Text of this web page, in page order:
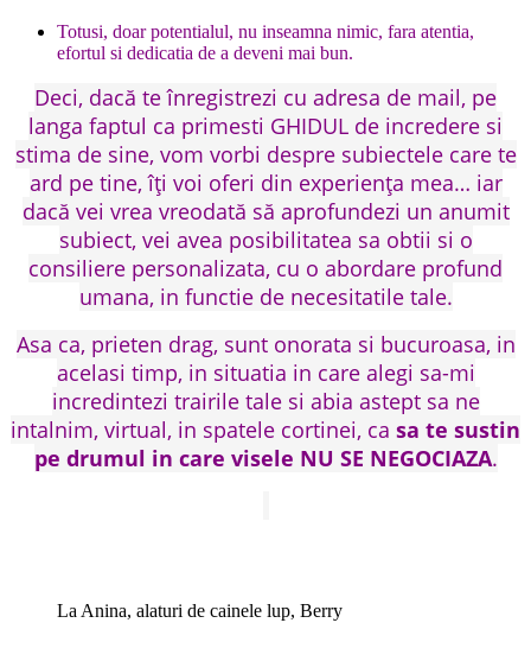
Totusi, doar potentialul, nu inseamna nimic, fara atentia,
efortul si dedicatia de a deveni mai bun.
Deci, dacă te înregistrezi cu adresa de mail, pe
langa faptul ca primesti GHIDUL de incredere si
stima de sine, vom vorbi despre subiectele care te
ard pe tine, îți voi oferi din experiența mea… iar
dacă vei vrea vreodată să aprofundezi un anumit
subiect, vei avea posibilitatea sa obtii si o
consiliere personalizata, cu o abordare profund
umana, in functie de necesitatile tale.
Asa ca, prieten drag, sunt onorata si bucuroasa, in
acelasi timp, in situatia in care alegi sa-mi
incredintezi trairile tale si abia astept sa ne
intalnim, virtual, in spatele cortinei, ca sa te sustin
pe drumul in care visele NU SE NEGOCIAZA.
La Anina, alaturi de cainele lup, Berry